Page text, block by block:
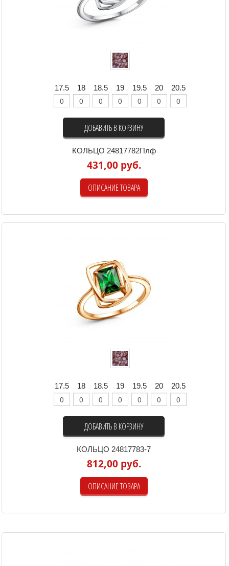
17.5 18 18.5 19 19.5 20 20.5
ДОБАВИТЬ В КОРЗИНУ
КОЛЬЦО 24817782Плф
431,00 руб.
ОПИСАНИЕ ТОВАРА
17.5 18 18.5 19 19.5 20 20.5
ДОБАВИТЬ В КОРЗИНУ
КОЛЬЦО 24817783-7
812,00 руб.
ОПИСАНИЕ ТОВАРА